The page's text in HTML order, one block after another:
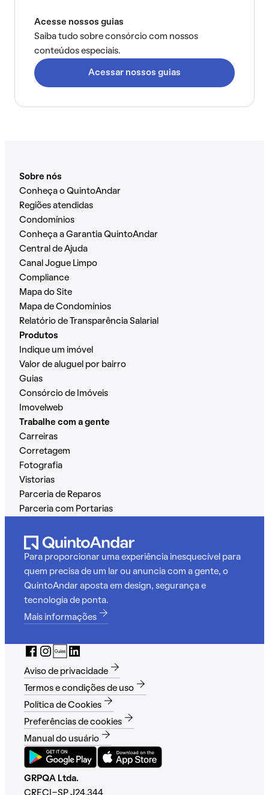
Acesse nossos guias
Saiba tudo sobre consórcio com nossos
conteúdos especiais.
Acessar nossos guias
Sobre nós
Conheça o QuintoAndar
Regiões atendidas
Condomínios
Conheça a Garantia QuintoAndar
Central de Ajuda
Canal Jogue Limpo
Compliance
Mapa do Site
Mapa de Condomínios
Relatório de Transparência Salarial
Produtos
Indique um imóvel
Valor de aluguel por bairro
Guias
Consórcio de Imóveis
Imovelweb
Trabalhe com a gente
Carreiras
Corretagem
Fotografia
Vistorias
Parceria de Reparos
Parceria com Portarias
Para proporcionar uma experiência inesquecível para
quem precisa de um lar ou anuncia com a gente, o
QuintoAndar aposta em design, segurança e
tecnologia de ponta.
Mais informações
Aviso de privacidade
Termos e condições de uso
Política de Cookies
Preferências de cookies
Manual do usuário
GRPQA Ltda.